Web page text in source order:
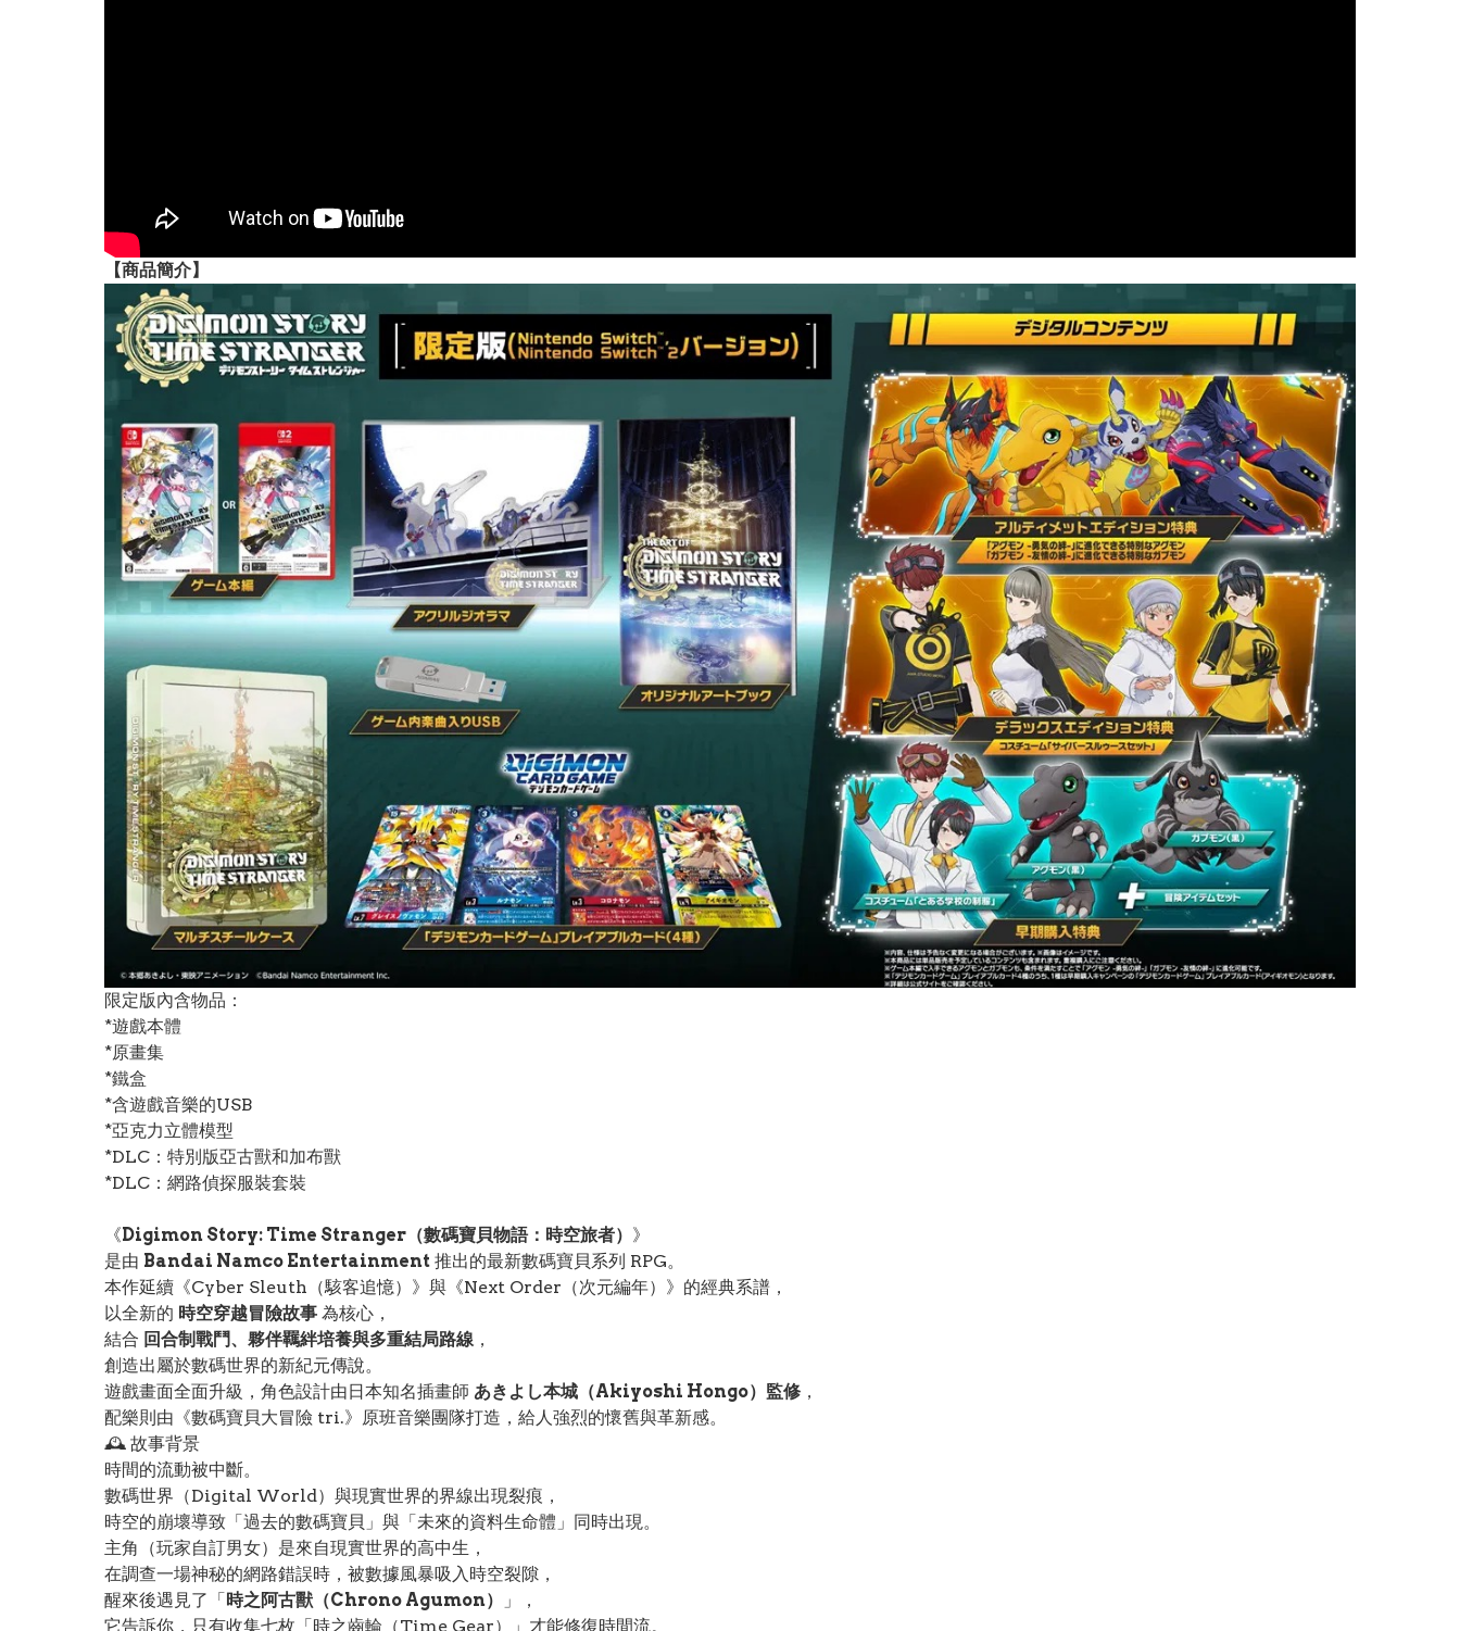
【商品簡介】
限定版內含物品：
*遊戲本體
*原畫集
*鐵盒
*含遊戲音樂的USB
*亞克力立體模型
*DLC：特別版亞古獸和加布獸
*DLC：網路偵探服裝套裝
《Digimon Story: Time Stranger（數碼寶貝物語：時空旅者） 》
是由 Bandai Namco Entertainment 推出的最新數碼寶貝系列 RPG。
本作延續《Cyber Sleuth（駭客追憶）》與《Next Order（次元編年）》的經典系譜，
以全新的 時空穿越冒險故事 為核心，
結合 回合制戰鬥、夥伴羈絆培養與多重結局路線 ，
創造出屬於數碼世界的新紀元傳說。
遊戲畫面全面升級，角色設計由日本知名插畫師 あきよし本城（Akiyoshi Hongo）監修 ，
配樂則由《數碼寶貝大冒險 tri.》原班音樂團隊打造，給人強烈的懷舊與革新感。
🕰️ 故事背景
時間的流動被中斷。
數碼世界（Digital World）與現實世界的界線出現裂痕，
時空的崩壞導致「過去的數碼寶貝」與「未來的資料生命體」同時出現。
主角（玩家自訂男女）是來自現實世界的高中生，
在調查一場神秘的網路錯誤時，被數據風暴吸入時空裂隙，
醒來後遇見了「 時之阿古獸（Chrono Agumon）
」，
它告訴你，只有收集七枚「時之齒輪（Time Gear）」才能修復時間流。